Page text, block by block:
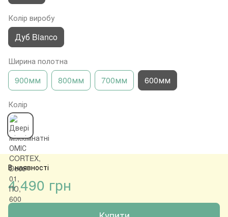
Колір виробу
Дуб Bianco
Ширина полотна
900мм 800мм 700мм 600мм
Колір
В наявності
4 490 грн